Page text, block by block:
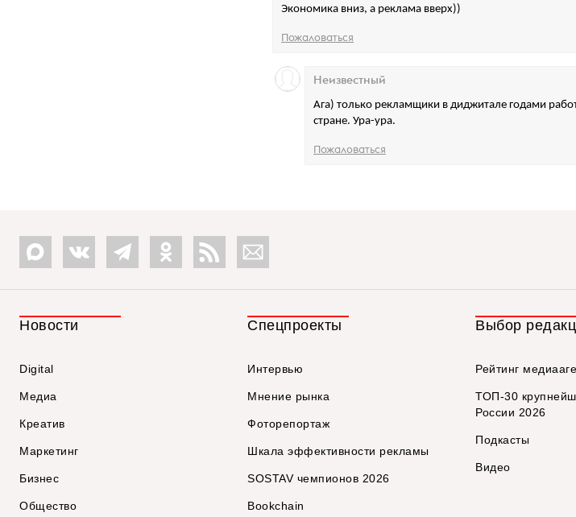
Экономика вниз, а реклама вверх))
Пожаловаться
Ага) только рекламщики в диджитале годами
стране. Ура-ура.
Неизвестный
Пожаловаться
Новости
Digital
Медиа
Креатив
Маркетинг
Бизнес
Общество
Спецпроекты
Интервью
Мнение рынка
Фоторепортаж
Шкала эффективности рекламы
SOSTAV чемпионов 2026
Bookchain
Выбор
Рейтинг
ТОП-30
России 2026
Подкасты
Видео